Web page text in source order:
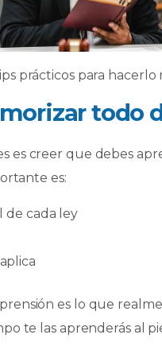
prácticos para hacerlo
todo
es creer que debes
es:
de cada ley
es lo que
te las aprenderás al